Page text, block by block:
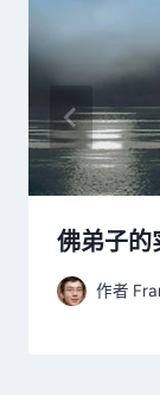
佛弟子的
作者